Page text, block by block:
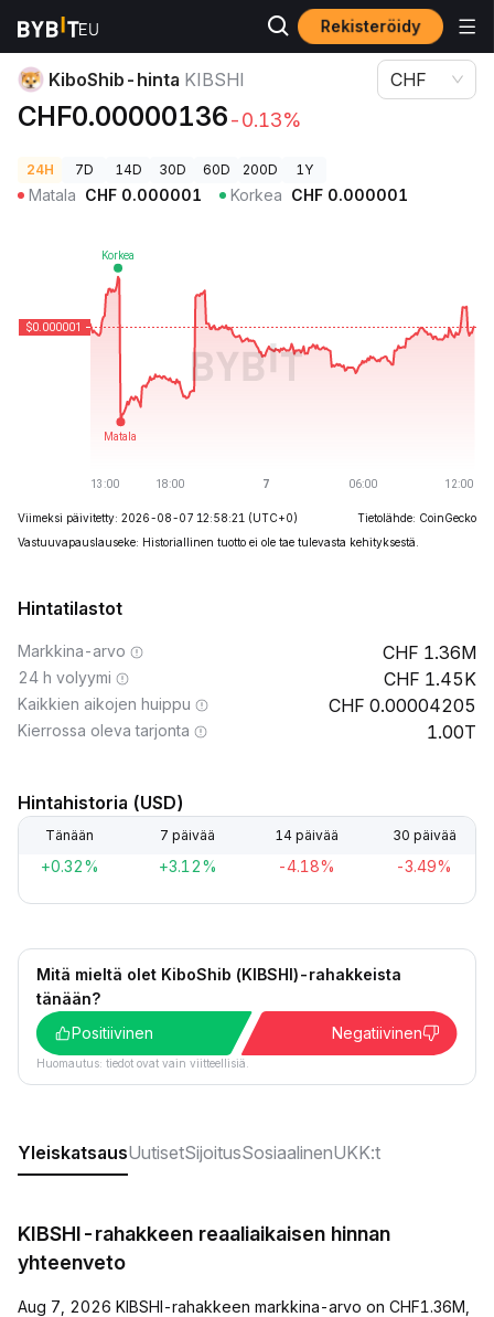
Rekisteröidy
Kryptohinnat
KiboShib-hinta KIBSHI
CHF0.00000136-0.13%
CHF
24H 7D 14D 30D 60D 200D 1Y
Matala CHF 0.000001 Korkea CHF 0.000001
Viimeksi päivitetty: 2026-08-07 12:58:21 (UTC+0)
Tietolähde: CoinGecko
Vastuuvapauslauseke: Historiallinen tuotto ei ole tae tulevasta kehityksestä.
Hintatilastot
Markkina-arvo 1.36M
24 h volyymi 1.45K
Kaikkien aikojen huippu 0.00004205
Kierrossa oleva tarjonta 1.00T
Hintahistoria (USD)
Tänään 7 päivää 14 päivää 30 päivää
+0.32% +3.12% -4.18% -3.49%
Mitä mieltä olet KiboShib (KIBSHI)-rahakkeista
tänään?
Positiivinen
Negatiivinen
Huomautus: tiedot ovat vain viitteellisiä.
YleiskatsausUutisetSijoitusSosiaalinenUKK:t
KIBSHI-rahakkeen reaaliaikaisen hinnan
yhteenveto
Aug 7, 2026 KIBSHI-rahakkeen markkina-arvo on CHF1.36M,